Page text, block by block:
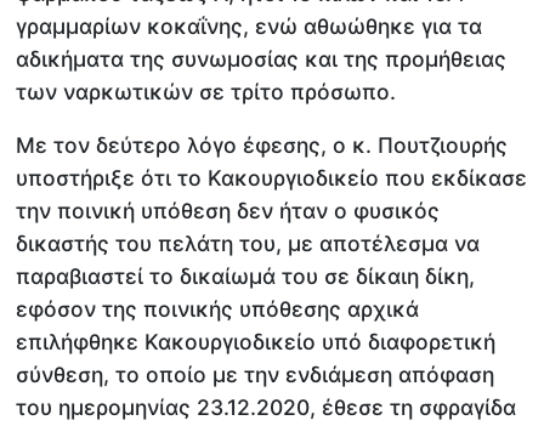
γραμμαρίων κοκαΐνης, ενώ αθωώθηκε για τα
αδικήματα της συνωμοσίας και της προμήθειας
των ναρκωτικών σε τρίτο πρόσωπο.
Με τον δεύτερο λόγο έφεσης, ο κ. Πουτζιουρής
υποστήριξε ότι το Κακουργιοδικείο που εκδίκασε
την ποινική υπόθεση δεν ήταν ο φυσικός
δικαστής του πελάτη του, με αποτέλεσμα να
παραβιαστεί το δικαίωμά του σε δίκαιη δίκη,
εφόσον της ποινικής υπόθεσης αρχικά
επιλήφθηκε Κακουργιοδικείο υπό διαφορετική
σύνθεση, το οποίο με την ενδιάμεση απόφαση
του ημερομηνίας 23.12.2020, έθεσε τη σφραγίδα